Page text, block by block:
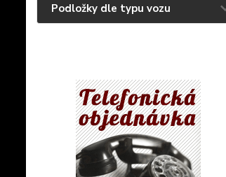
Podložky dle typu vozu